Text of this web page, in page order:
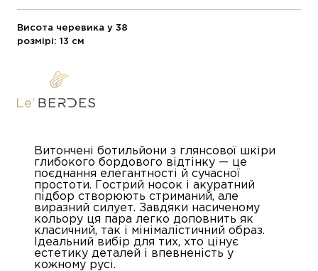
Висота черевика у 38
розмірі: 13 см
Витончені ботильйони з глянсової шкіри
глибокого бордового відтінку — це
поєднання елегантності й сучасної
простоти. Гострий носок і акуратний
підбор створюють стриманий, але
виразний силует. Завдяки насиченому
кольору ця пара легко доповнить як
класичний, так і мінімалістичний образ.
Ідеальний вибір для тих, хто цінує
естетику деталей і впевненість у
кожному русі.